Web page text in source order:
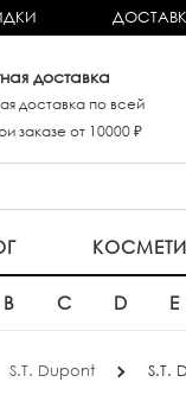
доставка
доставка по всей
заказе от 10000 ₽
B C D E
S.T. Dupont S.T.